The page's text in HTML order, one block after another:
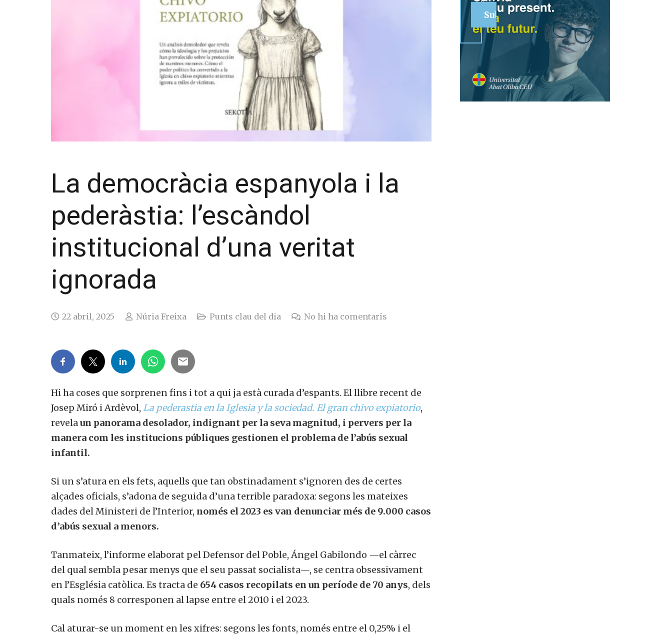
La democràcia espanyola i la
pederàstia: l’escàndol
institucional d’una veritat
ignorada
22 abril, 2025 Núria Freixa Punts clau del dia No hi ha comentaris
Hi ha coses que sorprenen fins i tot a qui ja està curada d’espants. El llibre recent de
Josep Miró i Ardèvol, La pederastia en la Iglesia y la sociedad. El gran chivo expiatorio,
revelaun panorama desolador, indignant per la seva magnitud, i pervers per la
manera com les institucions públiques gestionen el problema de l’abús sexual
infantil.
Si un s’atura en els fets, aquells que tan obstinadament s’ignoren des de certes
alçades oficials, s’adona de seguida d’una terrible paradoxa: segons les mateixes
dades del Ministeri de l’Interior, només el 2023 es van denunciar més de 9.000 casos
d’abús sexual a menors.
Tanmateix, l’informe elaborat pel Defensor del Poble, Ángel Gabilondo —el càrrec
del qual sembla pesar menys que el seu passat socialista—, se centra obsessivament
en l’Església catòlica. Es tracta de 654 casos recopilats en un període de 70 anys, dels
quals només 8 corresponen al lapse entre el 2010 i el 2023.
Cal aturar-se un moment en les xifres: segons les fonts, només entre el 0,25% i el